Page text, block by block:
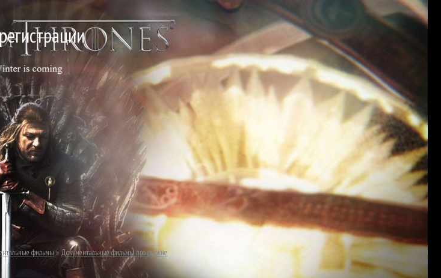
фильмы »Документальные фильмы про оружие